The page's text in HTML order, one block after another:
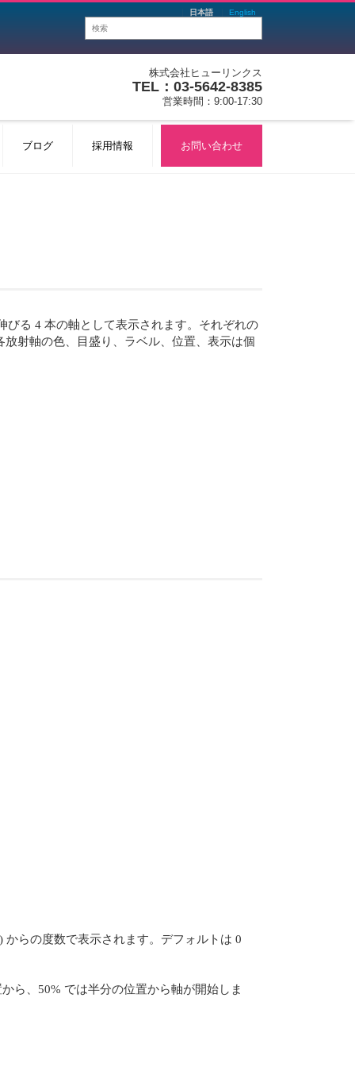
日本語 English
株式会社ヒューリンクス
TEL：03-5642-8385
営業時間：9:00-17:30
ブログ 採用情報 お問い合わせ
びる 4 本の軸として表示されます。それぞれの
射軸の色、目盛り、ラベル、位置、表示は個
らの度数で表示されます。デフォルトは 0
ら、50% では半分の位置から軸が開始しま